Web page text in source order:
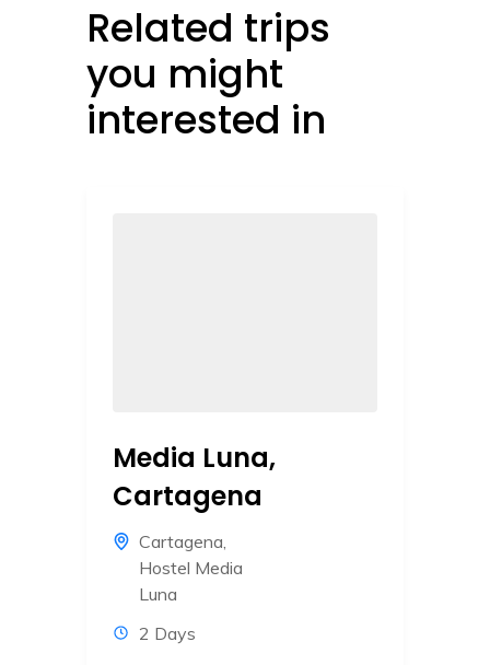
Related trips
you might
interested in
Media Luna,
Cartagena
Cartagena
Hostel Media
Luna
2 Days